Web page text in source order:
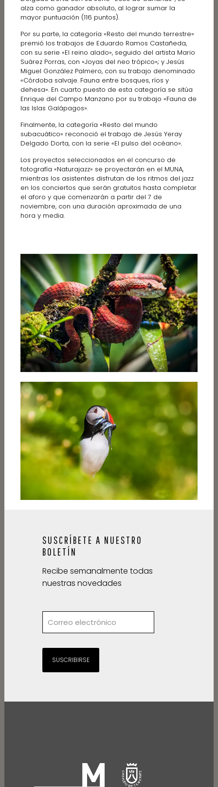
alza como ganador absoluto, al lograr sumar la
mayor puntuación (116 puntos).
Por su parte, la categoría «Resto del mundo terrestre»
premió los trabajos de Eduardo Ramos Castañeda,
con su serie «El reino alado», seguido del artista Mario
Suárez Porras, con «Joyas del neo trópico»;y Jesús
Miguel González Palmero, con su trabajo denominado
«Córdoba salvaje. Fauna entre bosques, ríos y
dehesa». En cuarto puesto de esta categoría se sitúa
Enrique del Campo Manzano por su trabajo «Fauna de
las Islas Galápagos».
Finalmente, la categoría «Resto del mundo
subacuático» reconoció el trabajo de Jesús Yeray
Delgado Dorta, con la serie «El pulso del océano».
Los proyectos seleccionados en el concurso de
fotografía «Naturajazz» se proyectarán en el MUNA,
mientras los asistentes disfrutan de los ritmos del jazz
en los conciertos que serán gratuitos hasta completar
el aforo y que comenzarán a partir del 7 de
noviembre, con una duración aproximada de una
hora y media.
SUSCRÍBETE A NUESTRO
BOLETÍN
Recibe semanalmente todas
nuestras novedades
SUSCRIBIRSE